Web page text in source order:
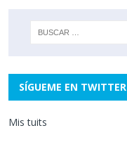
SÍGUEME EN TWITTER
Mis tuits